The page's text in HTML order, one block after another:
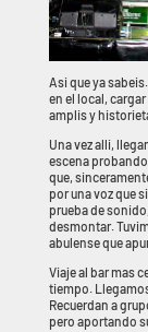
Asi que ya
en el local,
amplis y
Una vez alli,
escena probando
que,
por una voz que
prueba de
desmontar.
abulense que
Viaje al bar mas
tiempo.
Recuerdan a
pero aportando